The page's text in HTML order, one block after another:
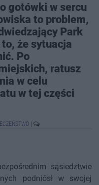
gotówki w sercu
to problem,
Park
że sytuacja
Po
ratusz
w celu
w tej części
sąsiedztwie
podniósł w swojej